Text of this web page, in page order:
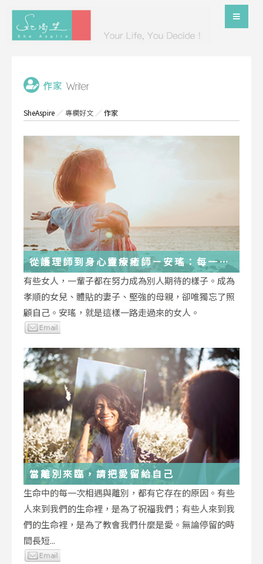
SheAspire ／專欄好文 ／作家
從護理師到身心靈療癒師－安瑤：每一段
低谷，都能成為重生的起點
有些女人，一輩子都在努力成為別人期待的樣子。成為
孝順的女兒、體貼的妻子、堅強的母親，卻唯獨忘了照
顧自己。安瑤，就是這樣一路走過來的女人。
當離別來臨，請把愛留給自己
生命中的每一次相遇與離別，都有它存在的原因。有些
人來到我們的生命裡，是為了祝福我們；有些人來到我
們的生命裡，是為了教會我們什麼是愛。無論停留的時
間長短...